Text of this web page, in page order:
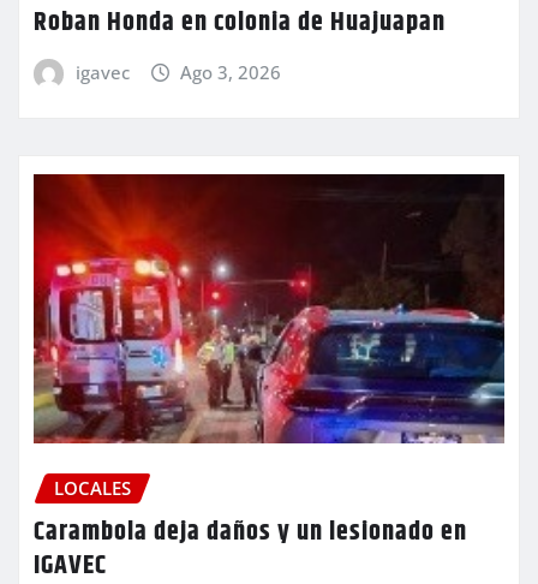
Roban Honda en colonia de Huajuapan
igavec Ago 3, 2026
LOCALES
Carambola deja daños y un lesionado en
IGAVEC